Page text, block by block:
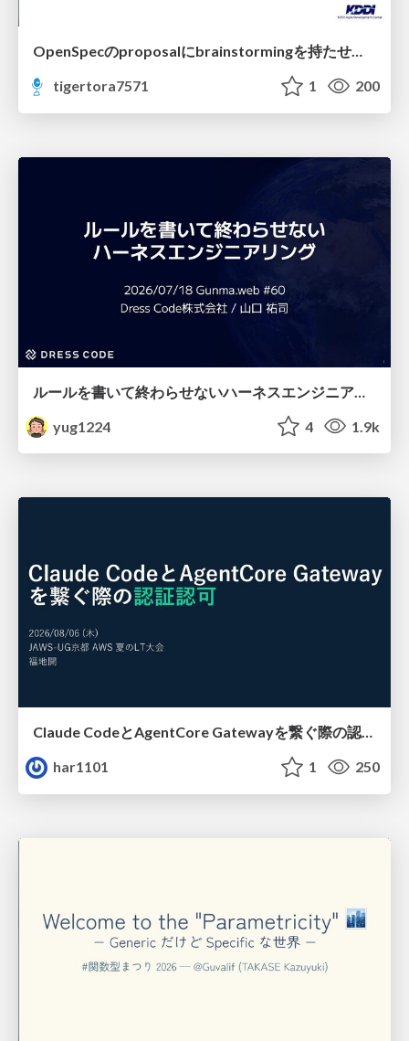
OpenSpecのproposalにbrainstormingを持たせてみた
tigertora7571
1 200
yug1224
4 1.9k
Claude CodeとAgentCore Gatewayを繋ぐ際の認証認可 / Authentication and authorization when connecting Claude Code with AgentCore Gateway
har1101
1 250